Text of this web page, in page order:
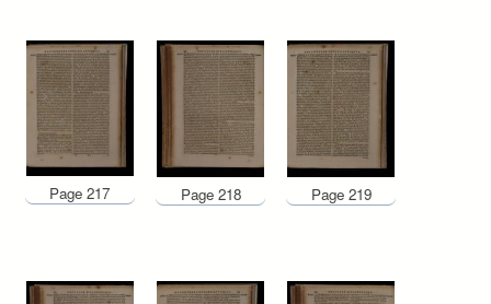
Page 217 Page 218 Page 219